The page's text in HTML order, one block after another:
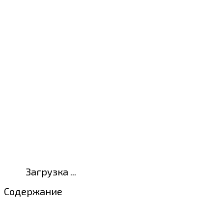
Загрузка ...
Содержание